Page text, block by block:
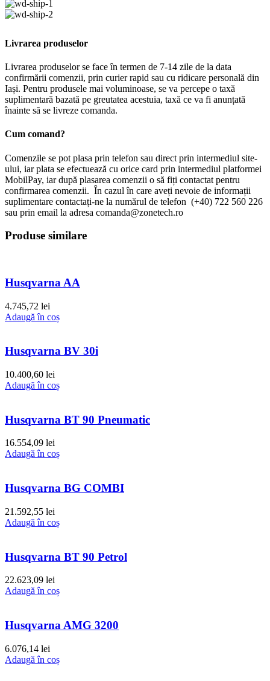
Livrarea produselor
Livrarea produselor se face în termen de 7-14 zile de la data
confirmării comenzii, prin curier rapid sau cu ridicare personală din
Iași. Pentru produsele mai voluminoase, se va percepe o taxă
suplimentară bazată pe greutatea acestuia, taxă ce va fi anunțată
înainte să se livreze comanda.
Cum comand?
Comenzile se pot plasa prin telefon sau direct prin intermediul site-
ului, iar plata se efectuează cu orice card prin intermediul platformei
MobilPay, iar după plasarea comenzii o să fiți contactat pentru
confirmarea comenzii. În cazul în care aveți nevoie de informații
suplimentare contactați-ne la numărul de telefon (+40) 722 560 226
sau prin email la adresa comanda@zonetech.ro
Produse similare
Husqvarna AA
4.745,72 lei
Adaugă în coș
Husqvarna BV 30i
10.400,60 lei
Adaugă în coș
Husqvarna BT 90 Pneumatic
16.554,09 lei
Adaugă în coș
Husqvarna BG COMBI
21.592,55 lei
Adaugă în coș
Husqvarna BT 90 Petrol
22.623,09 lei
Adaugă în coș
Husqvarna AMG 3200
6.076,14 lei
Adaugă în coș